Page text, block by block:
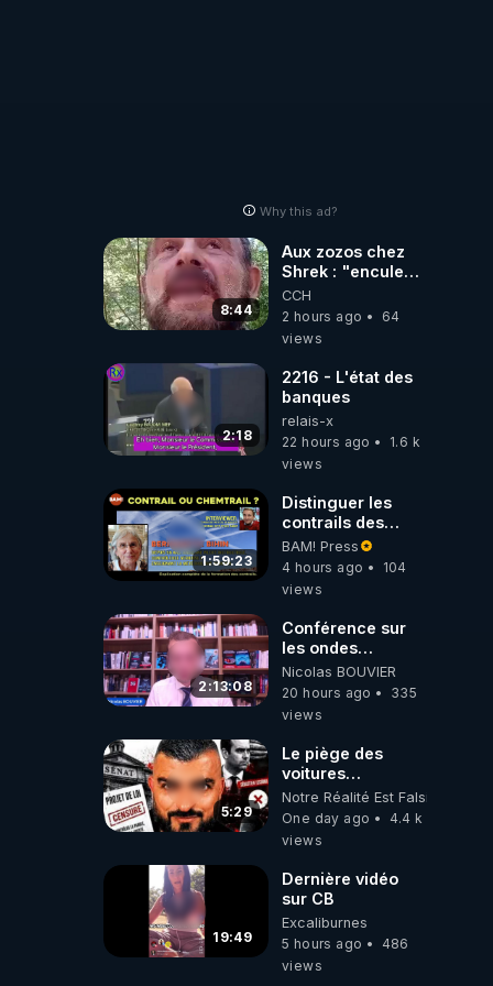
Why this ad?
8:44
Aux zozos chez
Shrek : "encule
toi tout seul
espèce de mal
polish"
CCH
2 hours ago
64
views
2:18
2216 - L'état des
banques
relais-x
22 hours ago
1.6 k
views
1:59:23
Distinguer les
contrails des
chemtrails par
Bernadette Bihin
BAM! Press
4 hours ago
104
views
2:13:08
Conférence sur
les ondes
électromagnétiques
par Grégoire
Caustru et Bart de
Nicolas BOUVIER
20 hours ago
335
views
5:29
Le piège des
voitures
électriques se
referme sur les
usagers !
Notre Réalité Est Falsifiée Et
One day ago
4.4 k
views
19:49
Dernière vidéo
sur CB
Excaliburnes
5 hours ago
486
views